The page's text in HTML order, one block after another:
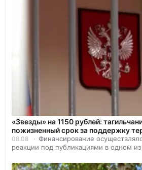
«Звезды» на 1150 рублей:
пожизненный срок за поддержку
08.08
Финансирование
реакции под публикациями в одном из